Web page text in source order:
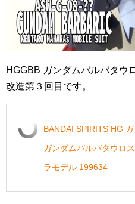
HGGBB ガンダムバルバタ
改造第３回目です。
BANDAI SPIRITS HG
ガンダムバルバタウロ
ラモデル 199634